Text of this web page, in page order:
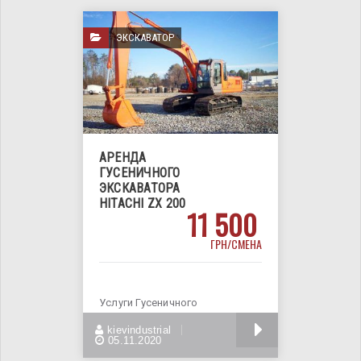
ЭКСКАВАТОР
АРЕНДА
ГУСЕНИЧНОГО
ЭКСКАВАТОРА
HITACHI ZX 200
11 500
ГРН/СМЕНА
Услуги Гусеничного
Работаем по любой форме
kievindustrial
05.11.2020